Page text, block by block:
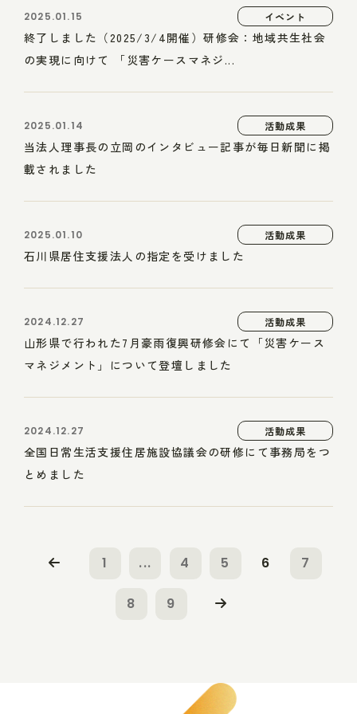
2025.01.15 イベント
終了しました（2025/3/4開催）研修会：地域共生社会
の実現に向けて 「災害ケースマネジ...
2025.01.14 活動成果
当法人理事長の立岡のインタビュー記事が毎日新聞に掲
載されました
2025.01.10 活動成果
石川県居住支援法人の指定を受けました
2024.12.27 活動成果
山形県で行われた7月豪雨復興研修会にて「災害ケース
マネジメント」について登壇しました
2024.12.27 活動成果
全国日常生活支援住居施設協議会の研修にて事務局をつ
とめました
1 ... 4 5 6 7
8 9